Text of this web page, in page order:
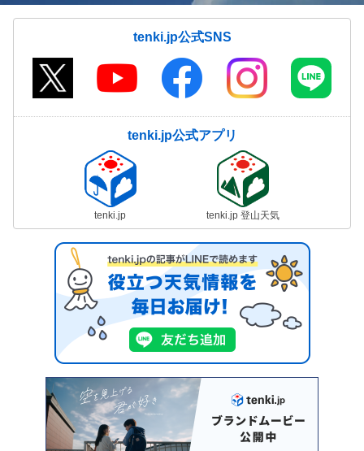
tenki.jp公式SNS
tenki.jp公式アプリ
tenki.jp tenki.jp 登山天気